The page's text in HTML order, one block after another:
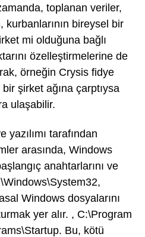
toplanan veriler,
kurbanlarının bireysel bir
mi olduğuna bağlı
özelleştirmelerine de
örneğin Crysis fidye
bir şirket ağına çarptıysa
ulaşabilir.
tarafından
arasında, Windows
anahtarlarını ve
Windows dosyalarını
yer alır. , C:\Program
Bu, kötü